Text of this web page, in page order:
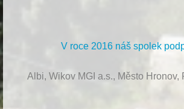
V roce 2016 náš spolek
Albi, Wikov MGI a.s., Město Hronov,